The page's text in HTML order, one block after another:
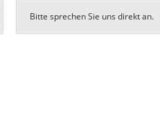
Bitte sprechen Sie uns direkt an.